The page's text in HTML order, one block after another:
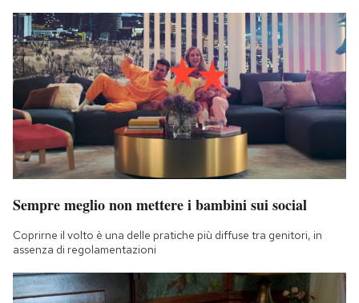
Sempre meglio non mettere i bambini sui social
Coprirne il volto è una delle pratiche più diffuse tra genitori, in
assenza di regolamentazioni